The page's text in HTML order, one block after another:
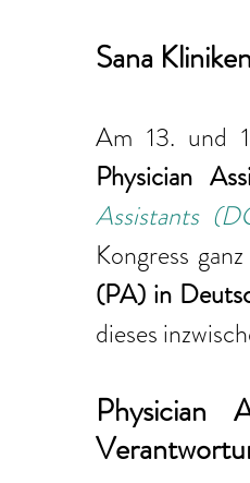
Sana
Am 13. und
Physician
Assistants
Kongress
(PA) in
dieses
Physician